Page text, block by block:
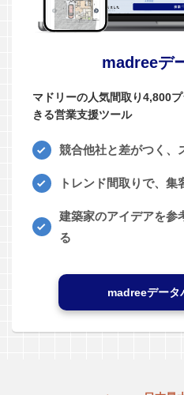
madreeデ
マドリーの人気間取り4,800
きる営業支援ツール
競合他社と差がつく、
トレンド間取りで、集
建築家のアイデアを参
る
madreeデータ